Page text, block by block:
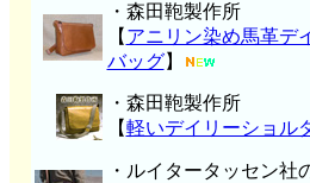
・森田鞄製作所
【 アニリン染め馬革デ
バッグ】
・森田鞄製作所
【軽いデイリーショル
・ルイタータッセン社